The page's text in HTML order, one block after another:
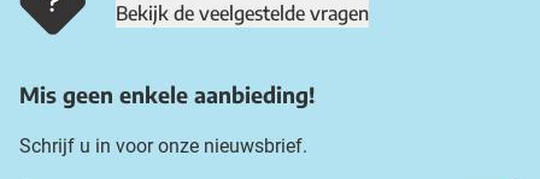
Bekijk de veelgestelde vragen
Mis geen enkele aanbieding!
Schrijf u in voor onze nieuwsbrief.